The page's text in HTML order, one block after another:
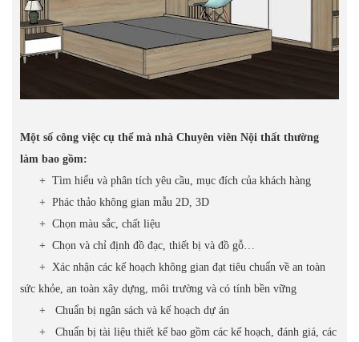
Một số công việc cụ thể mà nhà Chuyên viên Nội thất thường
làm bao gồm:
+ Tìm hiểu và phân tích yêu cầu, mục đích của khách hàng
+ Phác thảo không gian mẫu 2D, 3D
+ Chọn màu sắc, chất liệu
+ Chọn và chỉ định đồ đạc, thiết bị và đồ gỗ…
+ Xác nhận các kế hoạch không gian đạt tiêu chuẩn về an toàn
sức khỏe, an toàn xây dựng, môi trường và có tính bền vững
+ Chuẩn bị ngân sách và kế hoạch dự án
+ Chuẩn bị tài liệu thiết kế bao gồm các kế hoạch, đánh giá, các